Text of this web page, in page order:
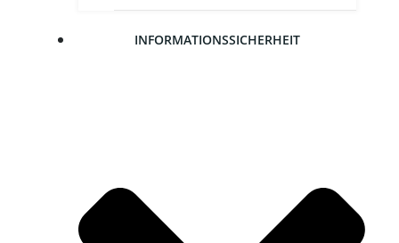
INFOR­MA­TI­ONS­SI­CHER­HEIT